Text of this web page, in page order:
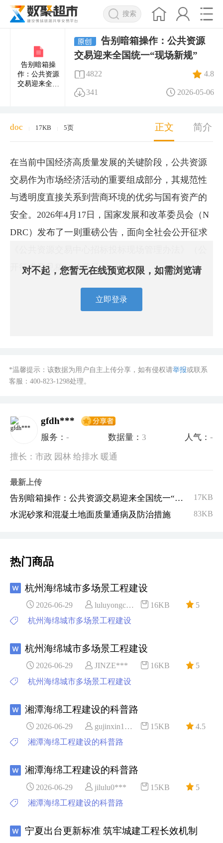
搜索
告别暗箱操
作：公共资源
交易迎来全国
告别暗箱操作：公共资源
交易迎来全国统一“现场新规”
4822 4.8
341 2026-05-06
doc 17KB 5页 正文 简介
在当前中国经济高质量发展的关键阶段，公共资源
交易作为市场经济活动的重要组成部分，其规范性
与透明度直接关系到营商环境的优劣与国有资产的
安全。2026年4月17日，国家发展和改革委员会（N
DRC）发布了一则重磅公告，面向全社会公开征求
开征求意见稿）的意见。
对不起，您暂无在线预览权限，如需浏览请
立即登录
*温馨提示：该数据为用户自主上传分享，如有侵权请举报或联系
客服： 400-823-1298处理。
gfdh***
服务：- 数据量： 3 人气： -
擅长：市政 园林 给排水 暖通
最新上传
告别暗箱操作：公共资源交易迎来全国统一“现场新规” 17KB
水泥砂浆和混凝土地面质量通病及防治措施 83KB
热门商品
杭州海绵城市多场景工程建设
2026-06-29 luluyongc*** 16KB
5
杭州海绵城市多场景工程建设
杭州海绵城市多场景工程建设
2026-06-29 JINZE*** 16KB
5
杭州海绵城市多场景工程建设
湘潭海绵工程建设的科普路
2026-06-29 gujinxin1*** 15KB
4.5
湘潭海绵工程建设的科普路
湘潭海绵工程建设的科普路
2026-06-29 jilulu0*** 15KB
5
湘潭海绵工程建设的科普路
宁夏出台更新标准 筑牢城建工程长效机制